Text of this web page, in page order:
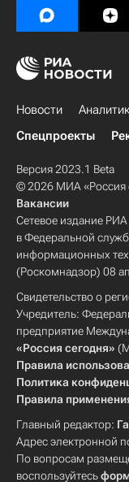
Новости
Спецпроекты
Версия 2023.1 Beta
© 2026 МИА «Россия
Вакансии
Сетевое издание
в Федеральной
информационных
(Роскомнадзор) 08
Свидетельство о
Учредитель:
предприятие
«Россия сегодня»
Правила
Политика
Правила
Главный редактор:
Адрес электронной
По вопросам
воспользуйтесь